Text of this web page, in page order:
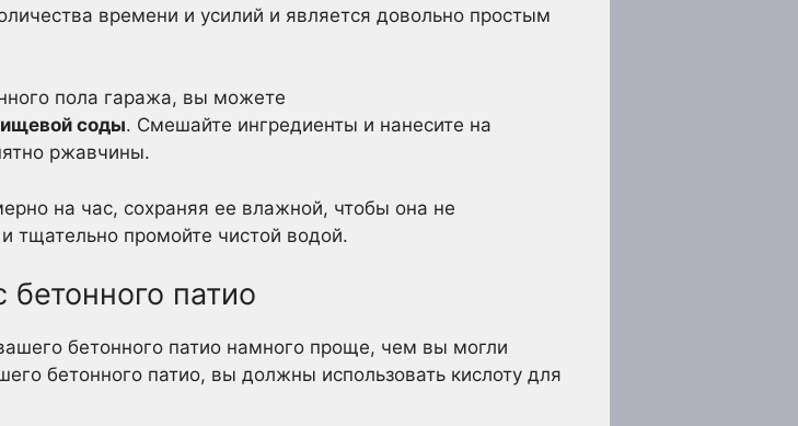
времени и усилий и является довольно простым
пола гаража, вы можете
соды. Смешайте ингредиенты и нанесите на
ржавчины.
на час, сохраняя ее влажной, чтобы она не
тщательно промойте чистой водой.
патио
бетонного патио намного проще, чем вы могли
бетонного патио, вы должны использовать кислоту для